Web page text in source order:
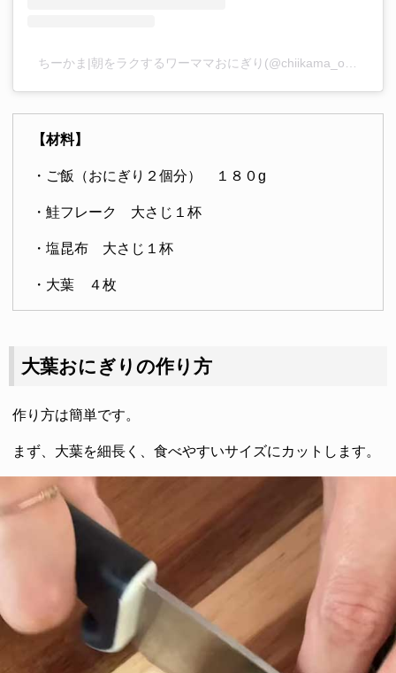
【材料】
・ご飯（おにぎり２個分） １８０g
・鮭フレーク 大さじ１杯
・塩昆布 大さじ１杯
・大葉 ４枚
大葉おにぎりの作り方
作り方は簡単です。
まず、大葉を細長く、食べやすいサイズにカットします。